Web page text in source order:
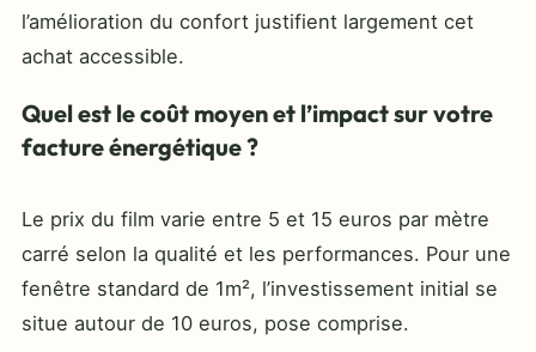
l’amélioration du confort justifient largement cet
achat accessible.
Quel est le coût moyen et l’impact sur votre
facture énergétique ?
Le prix du film varie entre 5 et 15 euros par mètre
carré selon la qualité et les performances. Pour une
fenêtre standard de 1m², l’investissement initial se
situe autour de 10 euros, pose comprise.